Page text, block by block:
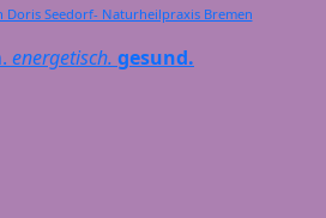
Doris Seedorf- Naturheilpraxis Bremen
energetisch. gesund.